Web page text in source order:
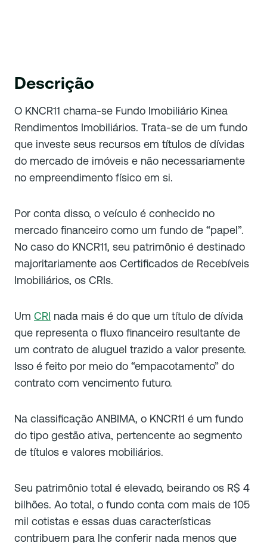
Descrição
O KNCR11 chama-se Fundo Imobiliário Kinea
Rendimentos Imobiliários. Trata-se de um fundo
que investe seus recursos em títulos de dívidas
do mercado de imóveis e não necessariamente
no empreendimento físico em si.
Por conta disso, o veículo é conhecido no
mercado financeiro como um fundo de “papel”.
No caso do KNCR11, seu patrimônio é destinado
majoritariamente aos Certificados de Recebíveis
Imobiliários, os CRIs.
Um CRI nada mais é do que um título de dívida
que representa o fluxo financeiro resultante de
um contrato de aluguel trazido a valor presente.
Isso é feito por meio do “empacotamento” do
contrato com vencimento futuro.
Na classificação ANBIMA, o KNCR11 é um fundo
do tipo gestão ativa, pertencente ao segmento
de títulos e valores mobiliários.
Seu patrimônio total é elevado, beirando os R$ 4
bilhões. Ao total, o fundo conta com mais de 105
mil cotistas e essas duas características
contribuem para lhe conferir nada menos que